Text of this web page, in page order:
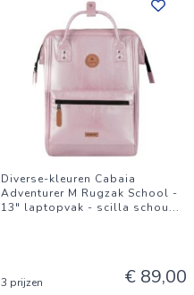
Diverse-kleuren Cabaia
Adventurer M Rugzak School -
13" laptopvak - scilla schou...
3 prijzen € 89,00